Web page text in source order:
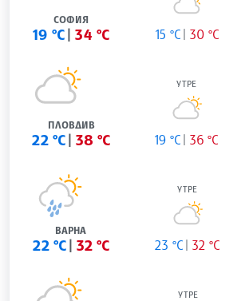
СОФИЯ
19 °C 34 °C 15 °C 30 °C
ПЛОВДИВ
22 °C 38 °C
УТРЕ
19 °C 36 °C
ВАРНА
22 °C 32 °C
УТРЕ
23 °C 32 °C
УТРЕ